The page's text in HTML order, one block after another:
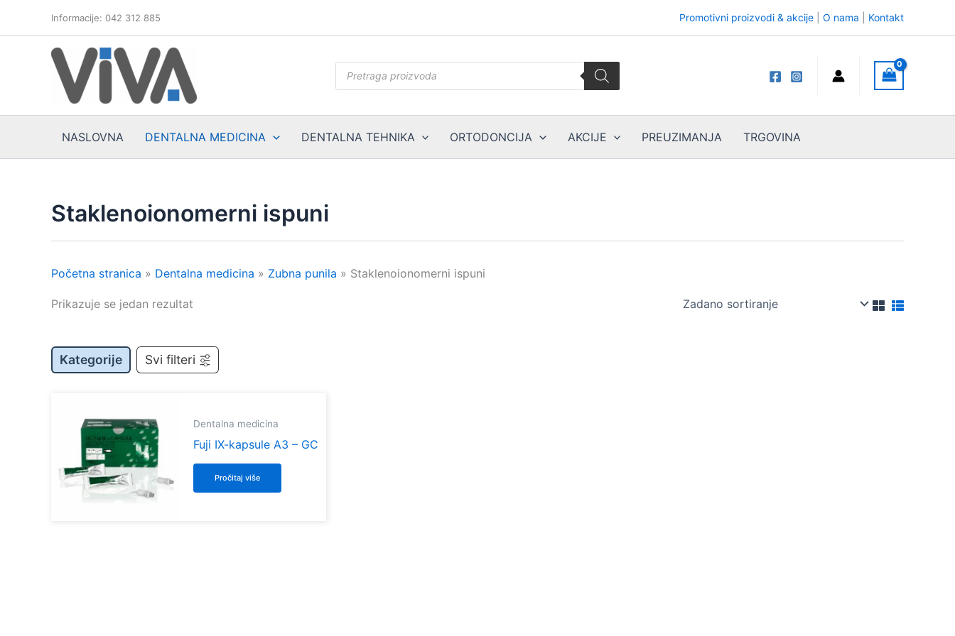
Informacije: 042 312 885 Promotivni proizvodi & akcije O nama Kontakt
search
NASLOVNA DENTALNA MEDICINA DENTALNA TEHNIKA ORTODONCIJA AKCIJE PREUZIMANJA TRGOVINA
Staklenoionomerni ispuni
Početna stranica » Dentalna medicina » Zubna punila » Staklenoionomerni ispuni
Prikazuje se jedan rezultat
Kategorije Svi filteri
Dentalna medicina
Fuji IX-kapsule A3 – GC
Pročitaj više